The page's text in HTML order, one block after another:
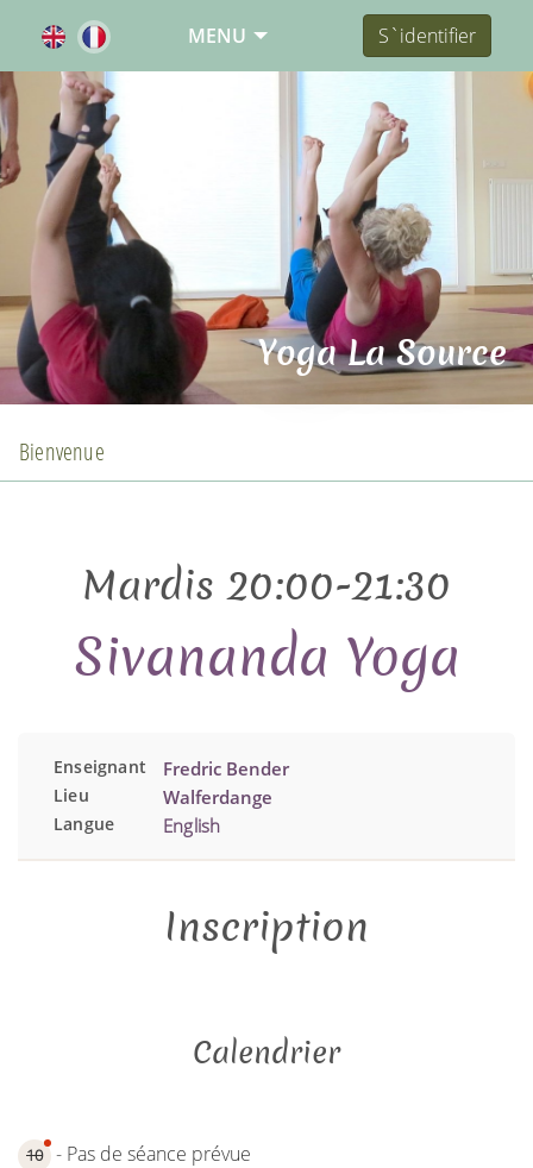
MENU S`identifier
Yoga La Source
Bienvenue
Mardis 20:00-21:30
Sivananda Yoga
Enseignant Fredric Bender
Lieu Walferdange
Langue English
Inscription
Calendrier
10 - Pas de séance prévue